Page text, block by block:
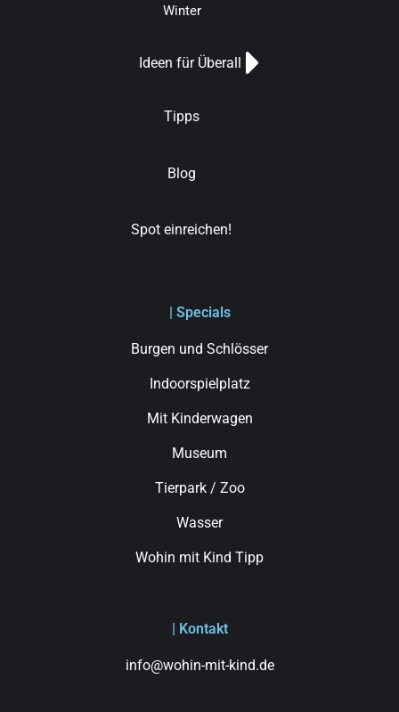
Winter
Ideen für Überall
Tipps
Blog
Spot einreichen!
| Specials
Burgen und Schlösser
Indoorspielplatz
Mit Kinderwagen
Museum
Tierpark / Zoo
Wasser
Wohin mit Kind Tipp
| Kontakt
info@wohin-mit-kind.de